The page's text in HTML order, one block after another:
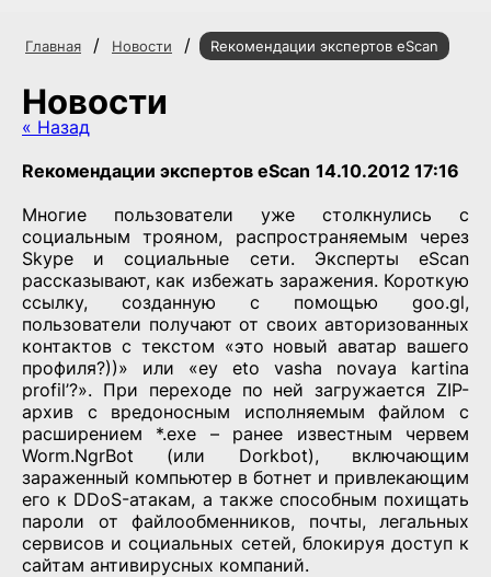
Главная / Новости / Rекомендации экспертов eScan
Новости
« Назад
Rекомендации экспертов eScan 14.10.2012 17:16
Многие пользователи уже столкнулись с
социальным трояном, распространяемым через
Skype и социальные сети. Эксперты eScan
рассказывают, как избежать заражения. Короткую
ссылку, созданную с помощью goo.gl,
пользователи получают от своих авторизованных
контактов с текстом «это новый аватар вашего
профиля?))» или «ey eto vasha novaya kartina
profil’?». При переходе по ней загружается ZIP-
архив с вредоносным исполняемым файлом с
расширением *.exe – ранее известным червем
Worm.NgrBot (или Dorkbot), включающим
зараженный компьютер в ботнет и привлекающим
его к DDoS-атакам, а также способным похищать
пароли от файлообменников, почты, легальных
сервисов и социальных сетей, блокируя доступ к
сайтам антивирусных компаний.